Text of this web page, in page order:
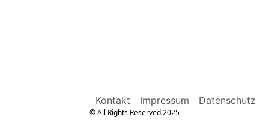
Kontakt Impressum Datenschutz
© All Rights Reserved 2025